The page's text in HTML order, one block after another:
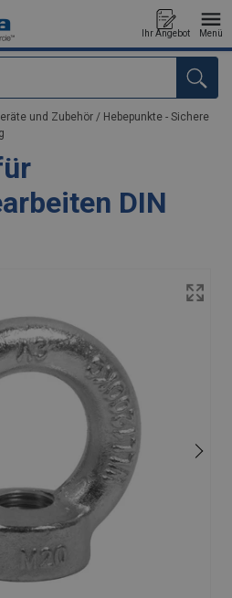
Ihr Angebot Menü
und Zubehör / Hebepunkte - Sichere
DIN